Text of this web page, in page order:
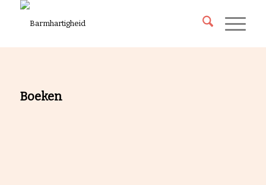
Boeken